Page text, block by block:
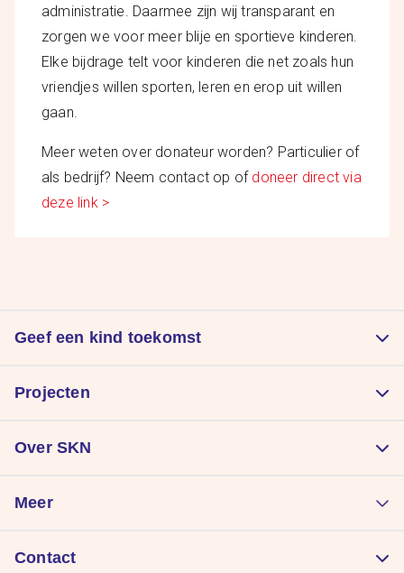
administratie. Daarmee zijn wij transparant en
zorgen we voor meer blije en sportieve kinderen.
Elke bijdrage telt voor kinderen die net zoals hun
vriendjes willen sporten, leren en erop uit willen
gaan.
Meer weten over donateur worden? Particulier of
als bedrijf? Neem contact op of doneer direct via
deze link >
Geef een kind toekomst
Nalatenschap
Direct impact maken
Projecten
Geeft kinderen plezier
Landkaart gratis uitjes
Over SKN
Nieuws
Meer
Contact